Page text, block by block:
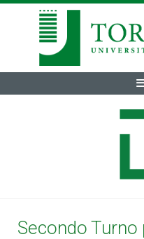
Secondo Turno